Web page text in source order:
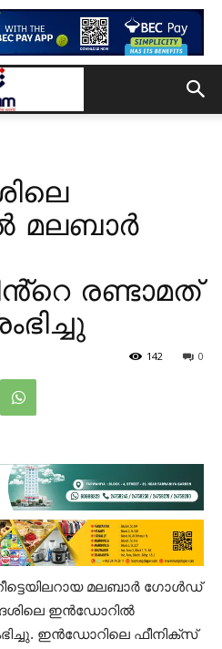
മലബാർ
രണ്ടാമത്
0
142
മലബാർ ഗോൾഡ്
ഇൻഡോറിൽ
ഇൻഡോറിലെ ഫീനിക്സ്